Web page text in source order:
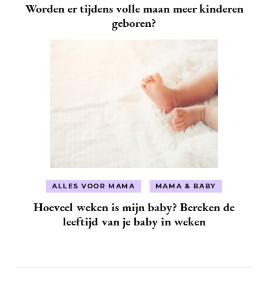
Worden er tijdens volle maan meer kinderen
geboren?
ALLES VOOR MAMA MAMA & BABY
Hoeveel weken is mijn baby? Bereken de
leeftijd van je baby in weken